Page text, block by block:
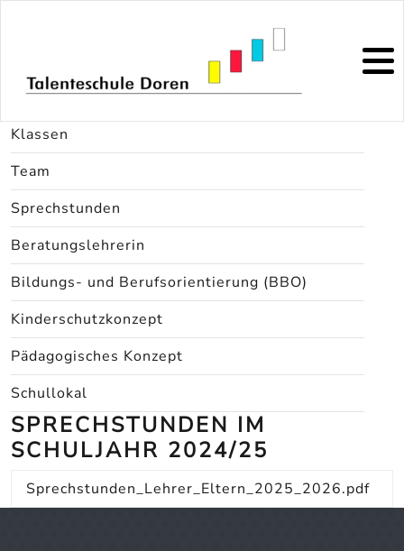
Direktion
Klassen
Team
Sprechstunden
Beratungslehrerin
Bildungs- und Berufsorientierung (BBO)
Kinderschutzkonzept
Pädagogisches Konzept
Schullokal
SPRECHSTUNDEN IM
SCHULJAHR 2024/25
Sprechstunden_Lehrer_Eltern_2025_2026.pdf